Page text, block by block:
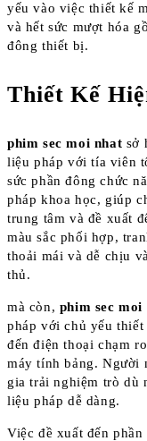
yếu vào việc thiết kế
và hết sức mượt hóa
đông thiết bị.
Thiết Kế
phim sec moi nhat sở
liệu pháp với tía viên
sức phần đông chức
pháp khoa học, giúp
trung tâm và đề xuất
màu sắc phối hợp,
thoải mái và dễ chịu
thủ.
mà còn, phim sec moi
pháp với chủ yếu
đến điện thoại chạm
máy tính bảng. Người
gia trải nghiệm trò dù
liệu pháp dễ dàng.
Việc đề xuất đến